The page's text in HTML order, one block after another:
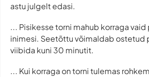
astu julgelt edasi.
... Pisikesse torni mahub korraga vaid
inimesi. Seetõttu võimaldab ostetud
viibida kuni 30 minutit.
... Kui korraga on torni tulemas